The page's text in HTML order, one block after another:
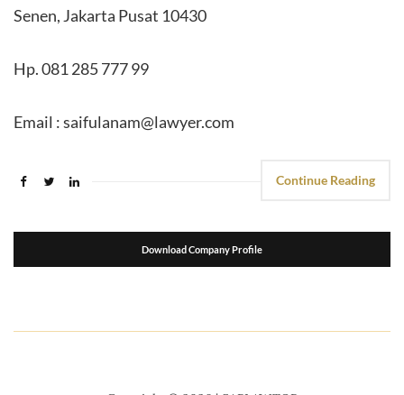
Senen, Jakarta Pusat 10430
Hp. 081 285 777 99
Email : saifulanam@lawyer.com
Continue Reading
Download Company Profile